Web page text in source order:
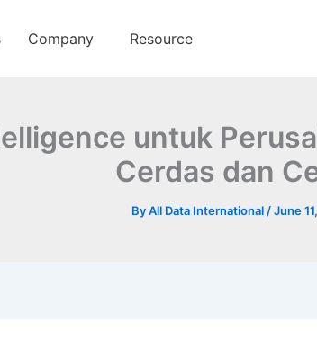
Company Resource
untuk
Cerdas dan
ByAll Data International /June